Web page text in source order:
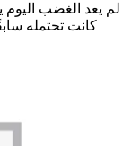
لم يعد الغضب
كانت تحتمله